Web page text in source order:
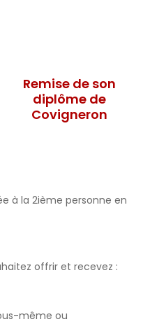
Remise de son
diplôme de
Covigneron
à la 2ième personne en
offrir et recevez :
même ou